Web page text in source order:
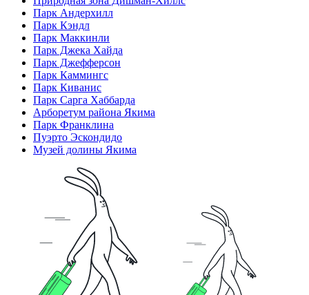
Парк Андерхилл
Парк Кэндл
Парк Маккинли
Парк Джека Хайда
Парк Джефферсон
Парк Каммингс
Парк Киванис
Парк Сарга Хаббарда
Арборетум района Якима
Парк Франклина
Пуэрто Эскондидо
Музей долины Якима